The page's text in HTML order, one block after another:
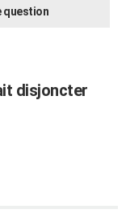
question
disjoncter